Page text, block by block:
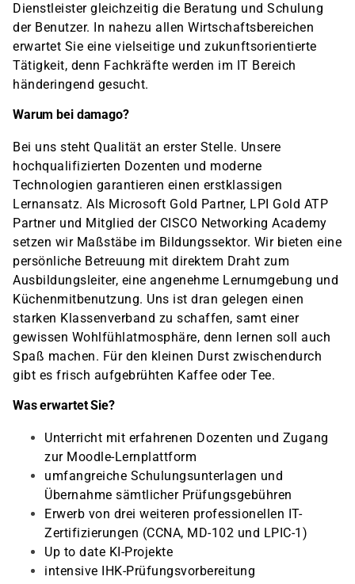
Dienstleister gleichzeitig die Beratung und Schulung
der Benutzer. In nahezu allen Wirtschaftsbereichen
erwartet Sie eine vielseitige und zukunftsorientierte
Tätigkeit, denn Fachkräfte werden im IT Bereich
händeringend gesucht.
Warum bei damago?
Bei uns steht Qualität an erster Stelle. Unsere
hochqualifizierten Dozenten und moderne
Technologien garantieren einen erstklassigen
Lernansatz. Als Microsoft Gold Partner, LPI Gold ATP
Partner und Mitglied der CISCO Networking Academy
setzen wir Maßstäbe im Bildungssektor. Wir bieten eine
persönliche Betreuung mit direktem Draht zum
Ausbildungsleiter, eine angenehme Lernumgebung und
Küchenmitbenutzung. Uns ist dran gelegen einen
starken Klassenverband zu schaffen, samt einer
gewissen Wohlfühlatmosphäre, denn lernen soll auch
Spaß machen. Für den kleinen Durst zwischendurch
gibt es frisch aufgebrühten Kaffee oder Tee.
Was erwartet Sie?
Unterricht mit erfahrenen Dozenten und Zugang
zur Moodle-Lernplattform
umfangreiche Schulungsunterlagen und
Übernahme sämtlicher Prüfungsgebühren
Erwerb von drei weiteren professionellen IT-
Zertifizierungen (CCNA, MD-102 und LPIC-1)
Up to date KI-Projekte
intensive IHK-Prüfungsvorbereitung